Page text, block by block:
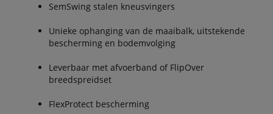
SemSwing stalen kneusvingers
Unieke ophanging van de maaibalk, uitstekende
bescherming en bodemvolging
Leverbaar met afvoerband of FlipOver
breedspreidset
FlexProtect bescherming